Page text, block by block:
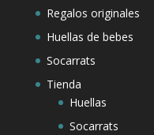
Regalos originales
Huellas de bebes
Socarrats
Tienda
Huellas
Socarrats